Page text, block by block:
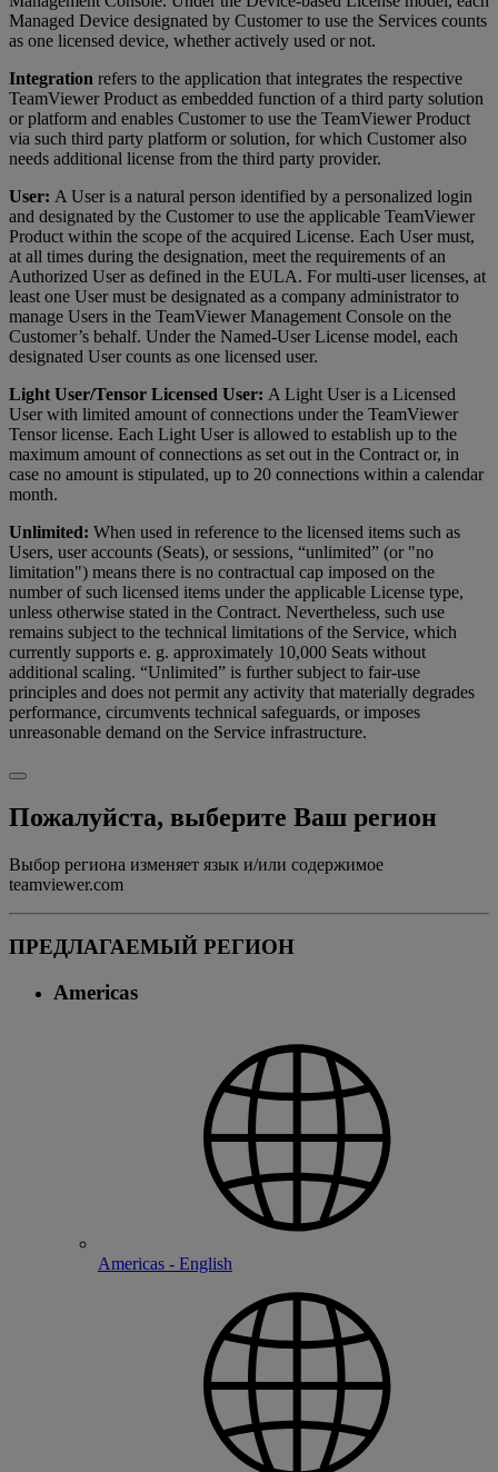
Managed Device designated by Customer to use the Services counts
as one licensed device, whether actively used or not.
Integration refers to the application that integrates the respective
TeamViewer Product as embedded function of a third party solution
or platform and enables Customer to use the TeamViewer Product
via such third party platform or solution, for which Customer also
needs additional license from the third party provider.
User: A User is a natural person identified by a personalized login
and designated by the Customer to use the applicable TeamViewer
Product within the scope of the acquired License. Each User must,
at all times during the designation, meet the requirements of an
Authorized User as defined in the EULA. For multi-user licenses, at
least one User must be designated as a company administrator to
manage Users in the TeamViewer Management Console on the
Customer’s behalf. Under the Named-User License model, each
designated User counts as one licensed user.
Light User/Tensor Licensed User: A Light User is a Licensed
User with limited amount of connections under the TeamViewer
Tensor license. Each Light User is allowed to establish up to the
maximum amount of connections as set out in the Contract or, in
case no amount is stipulated, up to 20 connections within a calendar
month.
Unlimited: When used in reference to the licensed items such as
Users, user accounts (Seats), or sessions, “unlimited” (or "no
limitation") means there is no contractual cap imposed on the
number of such licensed items under the applicable License type,
unless otherwise stated in the Contract. Nevertheless, such use
remains subject to the technical limitations of the Service, which
currently supports e. g. approximately 10,000 Seats without
additional scaling. “Unlimited” is further subject to fair-use
principles and does not permit any activity that materially degrades
performance, circumvents technical safeguards, or imposes
unreasonable demand on the Service infrastructure.
Пожалуйста, выберите Ваш регион
Выбор региона изменяет язык и/или содержимое
teamviewer.com
ПРЕДЛАГАЕМЫЙ РЕГИОН
Americas
Americas - English